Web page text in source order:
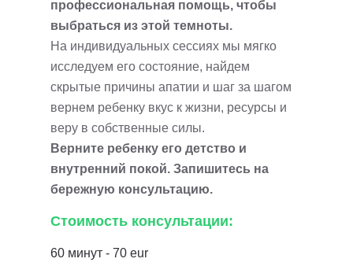
профессиональная помощь, чтобы
выбраться из этой темноты.
На индивидуальных сессиях мы мягко
исследуем его состояние, найдем
скрытые причины апатии и шаг за шагом
вернем ребенку вкус к жизни, ресурсы и
веру в собственные силы.
Верните ребенку его детство и
внутренний покой. Запишитесь на
бережную консультацию.
Стоимость консультации:
60 минут - 70 eur